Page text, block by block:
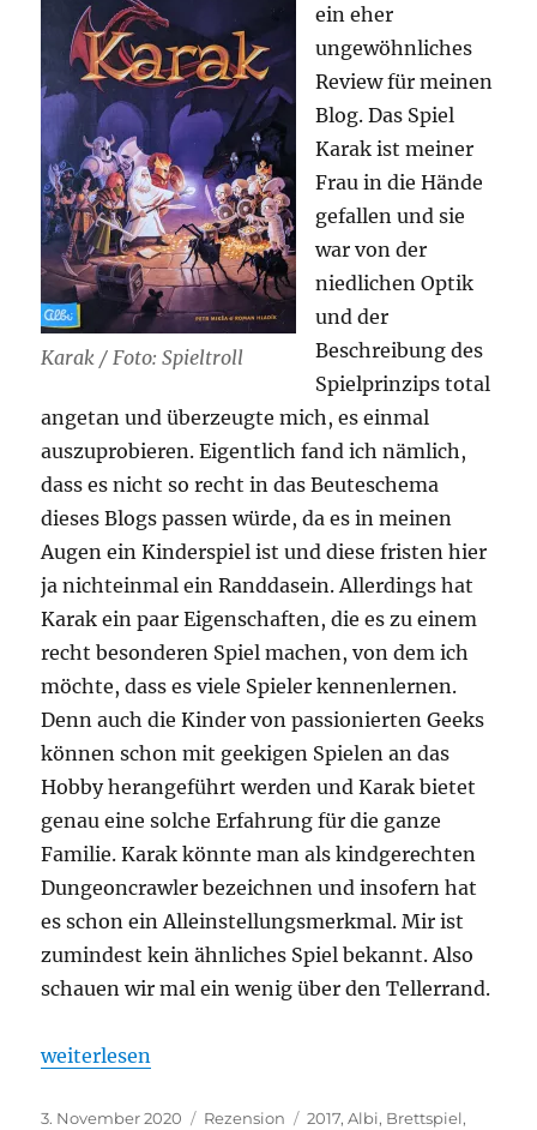
Karak / Foto: Spieltroll
ein eher
ungewöhnliches
Review für meinen
Blog. Das Spiel
Karak ist meiner
Frau in die Hände
gefallen und sie
war von der
niedlichen Optik
und der
Beschreibung des
Spielprinzips total
angetan und überzeugte mich, es einmal
auszuprobieren. Eigentlich fand ich nämlich,
dass es nicht so recht in das Beuteschema
dieses Blogs passen würde, da es in meinen
Augen ein Kinderspiel ist und diese fristen hier
ja nichteinmal ein Randdasein. Allerdings hat
Karak ein paar Eigenschaften, die es zu einem
recht besonderen Spiel machen, von dem ich
möchte, dass es viele Spieler kennenlernen.
Denn auch die Kinder von passionierten Geeks
können schon mit geekigen Spielen an das
Hobby herangeführt werden und Karak bietet
genau eine solche Erfahrung für die ganze
Familie. Karak könnte man als kindgerechten
Dungeoncrawler bezeichnen und insofern hat
es schon ein Alleinstellungsmerkmal. Mir ist
zumindest kein ähnliches Spiel bekannt. Also
schauen wir mal ein wenig über den Tellerrand.
„Karak“
weiterlesen
Veröffentlicht
3. November 2020 Kategorien
Rezension Schlagwörter
2017,Albi, Brettspiel,